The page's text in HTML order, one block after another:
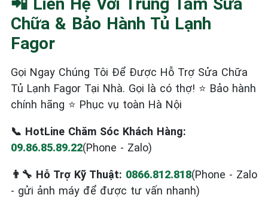
Chữa & Bảo Hành Tủ Lạnh
Fagor
Gọi Ngay Chúng Tôi Để Được Hỗ Trợ Sửa Chữa
Tủ Lạnh Fagor Tại Nhà. Gọi là có thợ! ⭐ Bảo hành
chính hãng ⭐ Phục vụ toàn Hà Nội
📞 HotLine Chăm Sóc Khách Hàng:
09.86.85.89.22(Phone - Zalo)
👨‍🔧 Hỗ Trợ Kỹ Thuật: 0866.812.818(Phone - Zalo
- gửi ảnh máy để được tư vấn nhanh)